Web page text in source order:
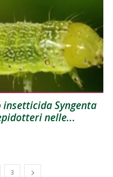
Syngenta
nelle...
3